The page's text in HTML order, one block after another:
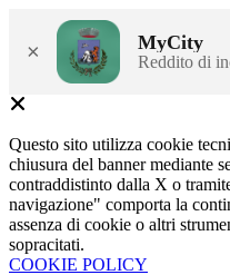
× MyCity
Reddito di
Questo sito utilizza cookie
chiusura del banner mediante
contraddistinto dalla X o
navigazione" comporta la
assenza di cookie o altri
sopracitati.
COOKIE POLICY